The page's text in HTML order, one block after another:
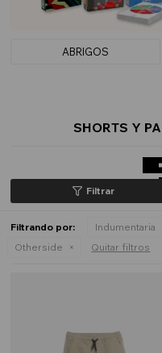
ABRIGOS
SHORTS Y
Filtrando por: Indumentaria
Otherside
Quitar filtros